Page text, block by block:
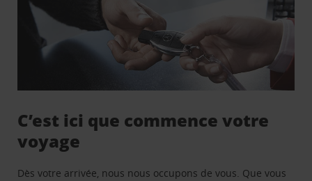
C’est ici que commence votre
voyage
Dès votre arrivée, nous nous occupons de vous. Que vous